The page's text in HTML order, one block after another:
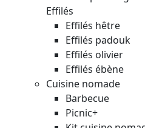
Effilés
Effilés hêtre
Effilés padouk
Effilés olivier
Effilés ébène
Cuisine nomade
Barbecue
Picnic+